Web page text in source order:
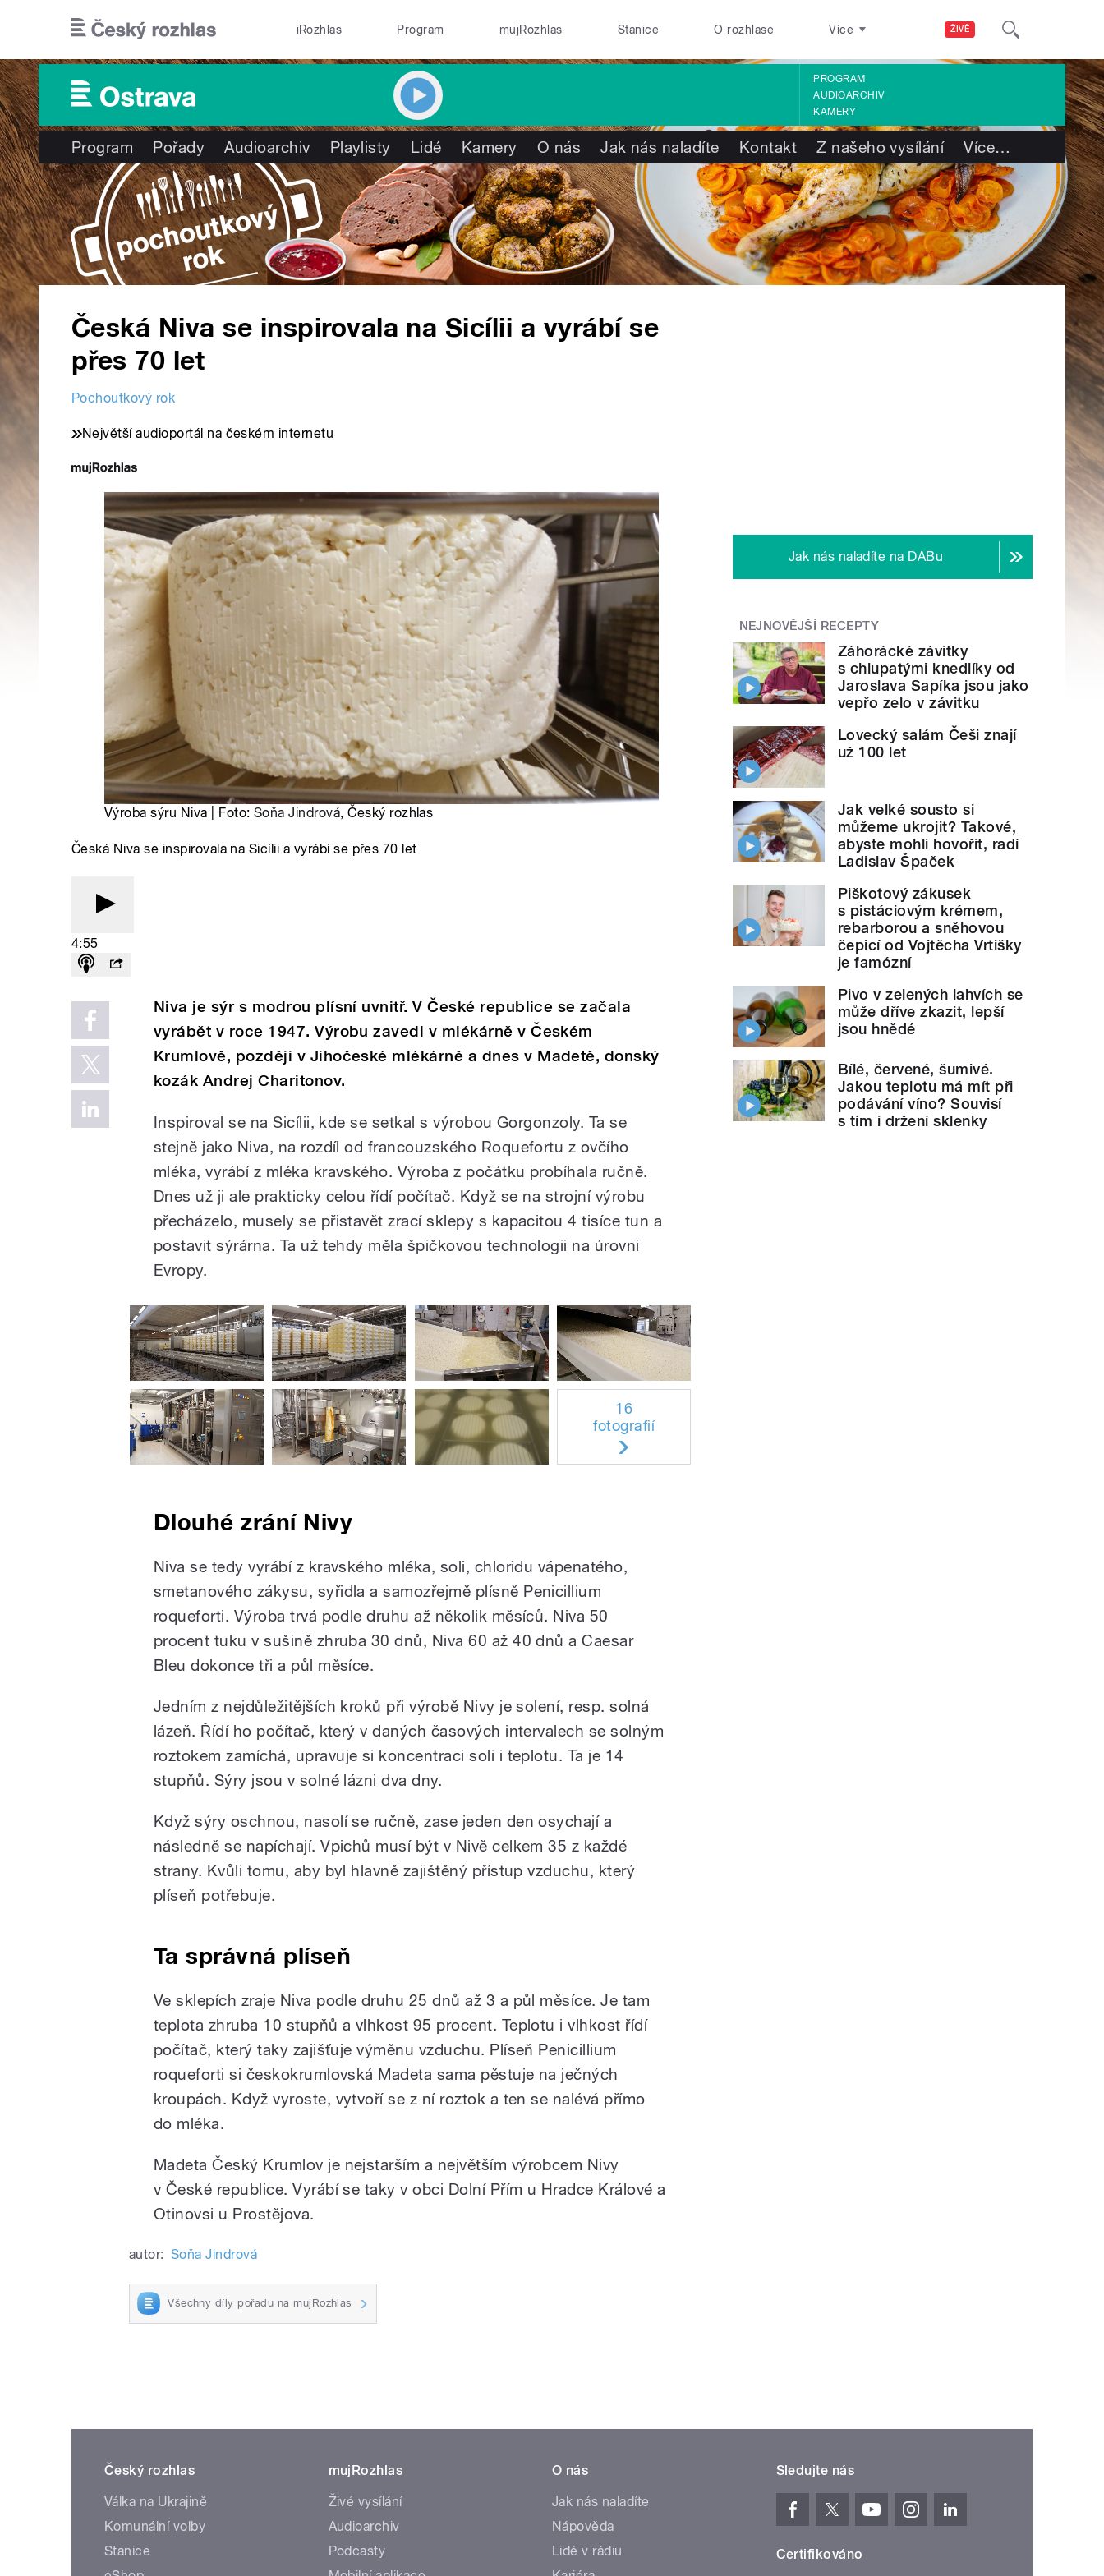
ŽIVĚ
iRozhlas Program mujRozhlas Stanice O rozhlase Více
PROGRAM
AUDIOARCHIV
KAMERY
Program Pořady Audioarchiv Playlisty Lidé Kamery O nás Jak nás naladíte Kontakt Z našeho vysílání Více…
Česká Niva se inspirovala na Sicílii a vyrábí se
přes 70 let
Pochoutkový rok
Největší audioportál na českém internetu
Výroba sýru Niva | Foto: Soňa Jindrová, Český rozhlas
Česká Niva se inspirovala na Sicílii a vyrábí se přes 70 let
4:55
Niva je sýr s modrou plísní uvnitř. V České republice se začala
vyrábět v roce 1947. Výrobu zavedl v mlékárně v Českém
Krumlově, později v Jihočeské mlékárně a dnes v Madetě, donský
kozák Andrej Charitonov.
Inspiroval se na Sicílii, kde se setkal s výrobou Gorgonzoly. Ta se
stejně jako Niva, na rozdíl od francouzského Roquefortu z ovčího
mléka, vyrábí z mléka kravského. Výroba z počátku probíhala ručně.
Dnes už ji ale prakticky celou řídí počítač. Když se na strojní výrobu
přecházelo, musely se přistavět zrací sklepy s kapacitou 4 tisíce tun a
postavit sýrárna. Ta už tehdy měla špičkovou technologii na úrovni
Evropy.
16
fotografií
Dlouhé zrání Nivy
Niva se tedy vyrábí z kravského mléka, soli, chloridu vápenatého,
smetanového zákysu, syřidla a samozřejmě plísně Penicillium
roqueforti. Výroba trvá podle druhu až několik měsíců. Niva 50
procent tuku v sušině zhruba 30 dnů, Niva 60 až 40 dnů a Caesar
Bleu dokonce tři a půl měsíce.
Jedním z nejdůležitějších kroků při výrobě Nivy je solení, resp. solná
lázeň. Řídí ho počítač, který v daných časových intervalech se solným
roztokem zamíchá, upravuje si koncentraci soli i teplotu. Ta je 14
stupňů. Sýry jsou v solné lázni dva dny.
Když sýry oschnou, nasolí se ručně, zase jeden den osychají a
následně se napíchají. Vpichů musí být v Nivě celkem 35 z každé
strany. Kvůli tomu, aby byl hlavně zajištěný přístup vzduchu, který
plíseň potřebuje.
Ta správná plíseň
Ve sklepích zraje Niva podle druhu 25 dnů až 3 a půl měsíce. Je tam
teplota zhruba 10 stupňů a vlhkost 95 procent. Teplotu i vlhkost řídí
počítač, který taky zajišťuje výměnu vzduchu. Plíseň Penicillium
roqueforti si českokrumlovská Madeta sama pěstuje na ječných
kroupách. Když vyroste, vytvoří se z ní roztok a ten se nalévá přímo
do mléka.
Madeta Český Krumlov je nejstarším a největším výrobcem Nivy
v České republice. Vyrábí se taky v obci Dolní Přím u Hradce Králové a
Otinovsi u Prostějova.
autor: Soňa Jindrová
Všechny díly pořadu na mujRozhlas
Jak nás naladíte na DABu
NEJNOVĚJŠÍ RECEPTY
Záhorácké závitky
s chlupatými knedlíky od
Jaroslava Sapíka jsou jako
vepřo zelo v závitku
Lovecký salám Češi znají
už 100 let
Jak velké sousto si
můžeme ukrojit? Takové,
abyste mohli hovořit, radí
Ladislav Špaček
Piškotový zákusek
s pistáciovým krémem,
rebarborou a sněhovou
čepicí od Vojtěcha Vrtišky
je famózní
Pivo v zelených lahvích se
může dříve zkazit, lepší
jsou hnědé
Bílé, červené, šumivé.
Jakou teplotu má mít při
podávání víno? Souvisí
s tím i držení sklenky
Český rozhlas
Válka na Ukrajině
Komunální volby
Stanice
mujRozhlas
Živé vysílání
Audioarchiv
Podcasty
O nás
Jak nás naladíte
Nápověda
Lidé v rádiu
Sledujte nás
Certifikováno